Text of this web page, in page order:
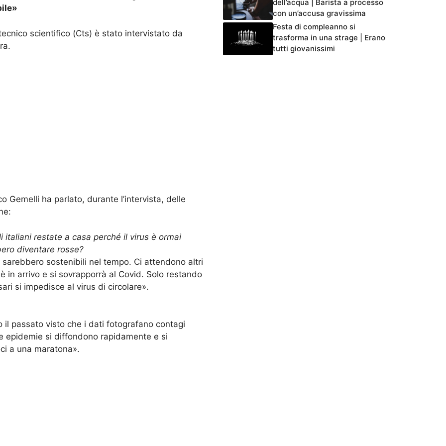
scientifico (Cts) è stato intervistato da
Gemelli ha parlato, durante l’intervista, delle
restate a casa perché il virus è ormai
diventare rosse?
sostenibili nel tempo. Ci attendono altri
in arrivo e si sovrapporrà al Covid. Solo restando
si impedisce al virus di circolare».
passato visto che i dati fotografano contagi
epidemie si diffondono rapidamente e si
a una maratona».
dell’acqua | Barista a processo
con un’accusa gravissima
Festa di compleanno si
trasforma in una strage | Erano
tutti giovanissimi